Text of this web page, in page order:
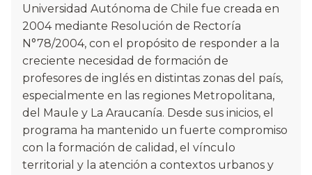
Universidad Autónoma de Chile fue creada en
2004 mediante Resolución de Rectoría
N°78/2004, con el propósito de responder a la
creciente necesidad de formación de
profesores de inglés en distintas zonas del país,
especialmente en las regiones Metropolitana,
del Maule y La Araucanía. Desde sus inicios, el
programa ha mantenido un fuerte compromiso
con la formación de calidad, el vínculo
territorial y la atención a contextos urbanos y